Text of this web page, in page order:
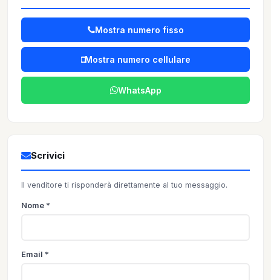
Mostra numero fisso
Mostra numero cellulare
WhatsApp
Scrivici
Il venditore ti risponderà direttamente al tuo messaggio.
Nome *
Email *